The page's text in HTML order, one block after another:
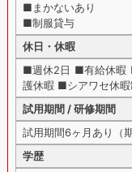
■まかないあり
■制服貸与
休日・休暇
■週休2日 ■有給休暇
護休暇 ■シアワセ休
試用期間 / 研修期間
試用期間6ヶ月あり（
学歴